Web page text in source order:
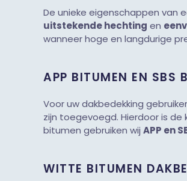
De unieke eigenschappen van
uitstekende hechting en
wanneer hoge en langdurige
APP BITUMEN EN SBS
Voor uw dakbedekking
zijn toegevoegd. Hierdoor is
bitumen gebruiken wij APP en
WITTE BITUMEN